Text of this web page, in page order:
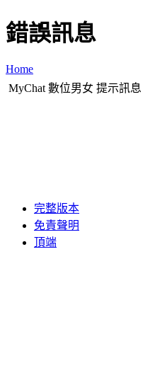
錯誤訊息
Home
MyChat 數位男女 提示訊息
完整版本
免責聲明
頂端